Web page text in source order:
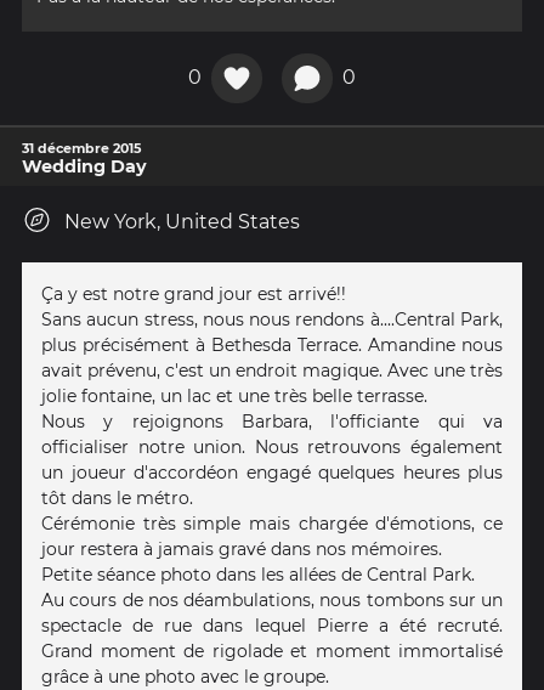
0 0
31 décembre 2015
Wedding Day
New York, United States
Ça y est notre grand jour est arrivé!!
Sans aucun stress, nous nous rendons à....Central Park,
plus précisément à Bethesda Terrace. Amandine nous
avait prévenu, c'est un endroit magique. Avec une très
jolie fontaine, un lac et une très belle terrasse.
Nous y rejoignons Barbara, l'officiante qui va
officialiser notre union. Nous retrouvons également
un joueur d'accordéon engagé quelques heures plus
tôt dans le métro.
Cérémonie très simple mais chargée d'émotions, ce
jour restera à jamais gravé dans nos mémoires.
Petite séance photo dans les allées de Central Park.
Au cours de nos déambulations, nous tombons sur un
spectacle de rue dans lequel Pierre a été recruté.
Grand moment de rigolade et moment immortalisé
grâce à une photo avec le groupe.